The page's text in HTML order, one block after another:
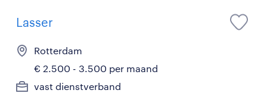
Lasser
Rotterdam
€ 2.500 - 3.500 per maand
vast dienstverband